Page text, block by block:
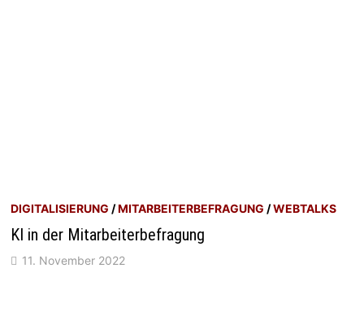
DIGITALISIERUNG /MITARBEITERBEFRAGUNG /WEBTALKS
KI in der Mitarbeiterbefragung
11. November 2022